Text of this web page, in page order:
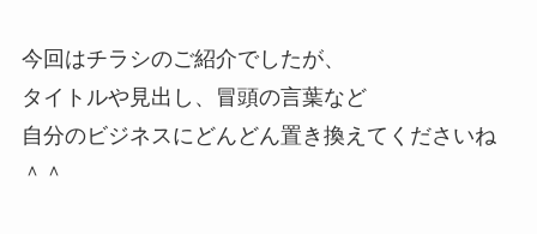
今回はチラシのご紹介でしたが、
タイトルや見出し、冒頭の言葉など
自分のビジネスにどんどん置き換えてくださいね
＾＾